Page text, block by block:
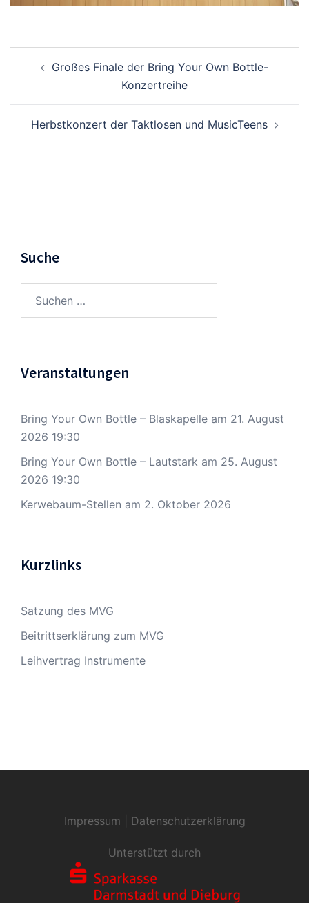
Großes Finale der Bring Your Own Bottle-
Konzertreihe
Herbstkonzert der Taktlosen und MusicTeens
Suche
nach:
Veranstaltungen
Bring Your Own Bottle – Blaskapelle am 21. August
2026 19:30
Bring Your Own Bottle – Lautstark am 25. August
2026 19:30
Kerwebaum-Stellen am 2. Oktober 2026
Kurzlinks
Satzung des MVG
Beitrittserklärung zum MVG
Leihvertrag Instrumente
Impressum Datenschutzerklärung
Unterstützt durch